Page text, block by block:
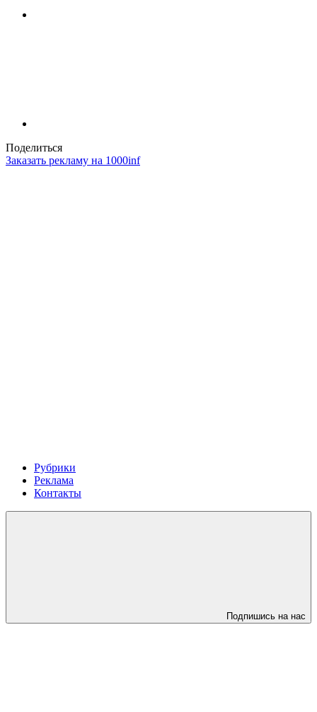
Поделиться
Заказать рекламу на 1000inf
Рубрики
Реклама
Контакты
Подпишись на нас